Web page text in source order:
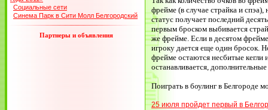
Социальные сети
Синема Парк в Сити Молл Белгородский
Партнеры и объявления
фрейме (в случае страйка и
статус получает последний
первым броском выбивается
же фрейме. Если в десятом
игроку дается еще один бросок.
фрейме остаются несбитые
останавливается,
Поиграть в боулинг в Белгороде
25 июля пройдет первый в